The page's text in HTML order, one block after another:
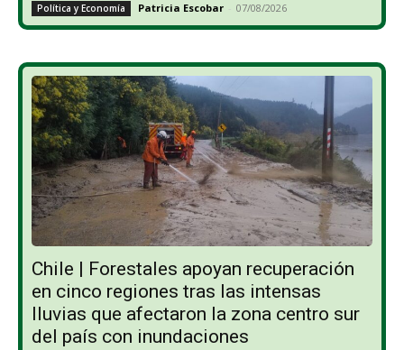
Política y Economía Patricia Escobar - 07/08/2026
Chile | Forestales apoyan recuperación
en cinco regiones tras las intensas
lluvias que afectaron la zona centro sur
del país con inundaciones